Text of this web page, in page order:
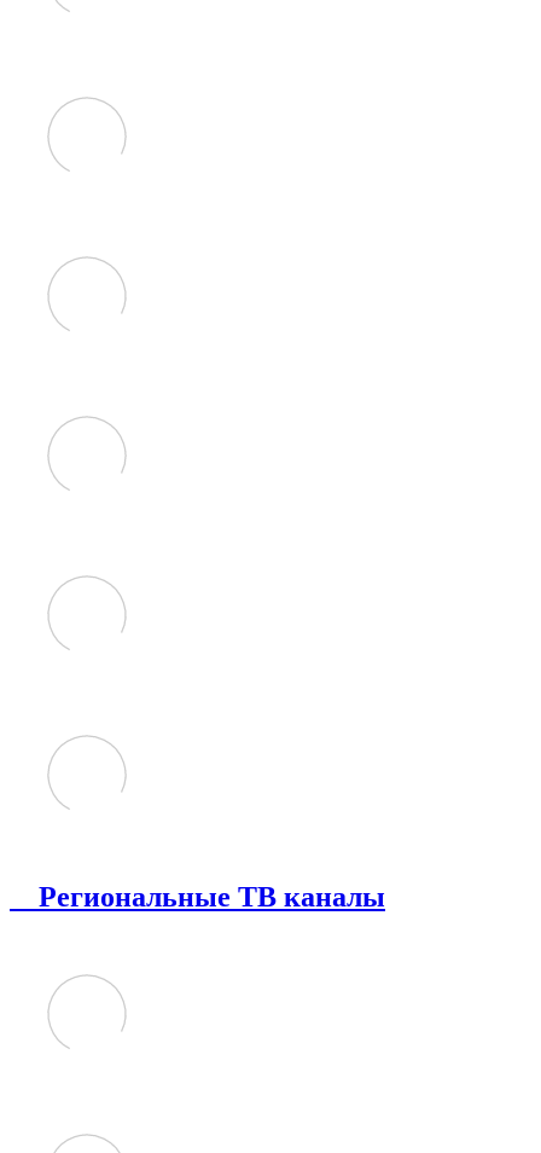
Региональные ТВ каналы